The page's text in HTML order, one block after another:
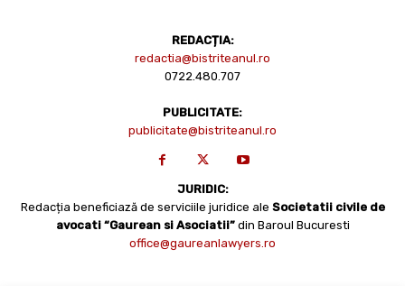
REDACȚIA:
redactia@bistriteanul.ro
0722.480.707
PUBLICITATE:
publicitate@bistriteanul.ro
JURIDIC:
Redacția beneficiază de serviciile juridice ale Societatii civile de
avocati “Gaurean si Asociatii” din Baroul Bucuresti
office@gaureanlawyers.ro